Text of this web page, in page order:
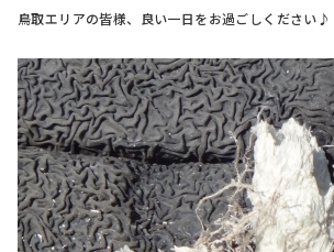
鳥取エリアの皆様、良い一日をお過ごしください♪